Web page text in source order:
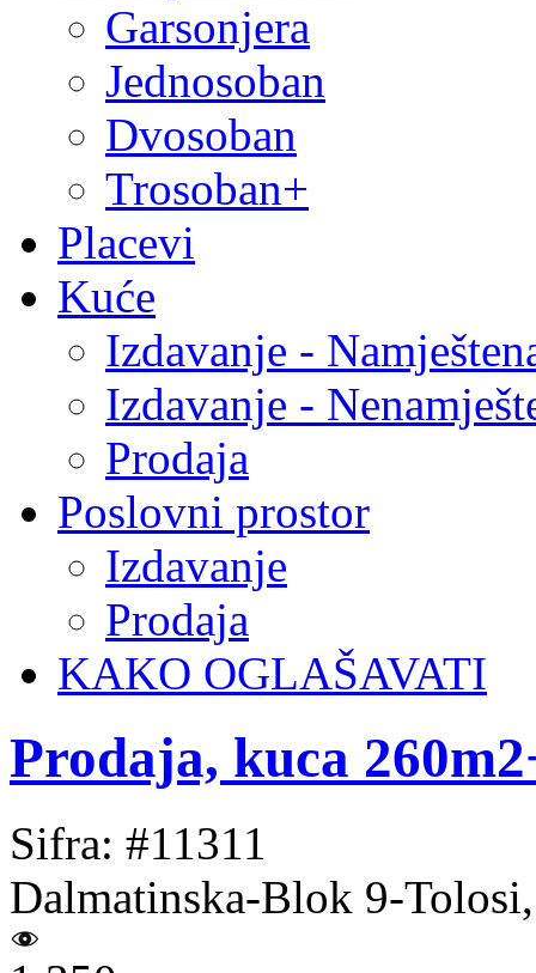
Garsonjera
Jednosoban
Dvosoban
Trosoban+
Placevi
Kuće
Izdavanje -
Izdavanje -
Prodaja
Poslovni prostor
Izdavanje
Prodaja
KAKO OGLAŠAVATI
Prodaja, kuca
Sifra: #11311
Dalmatinska-Blok 9-